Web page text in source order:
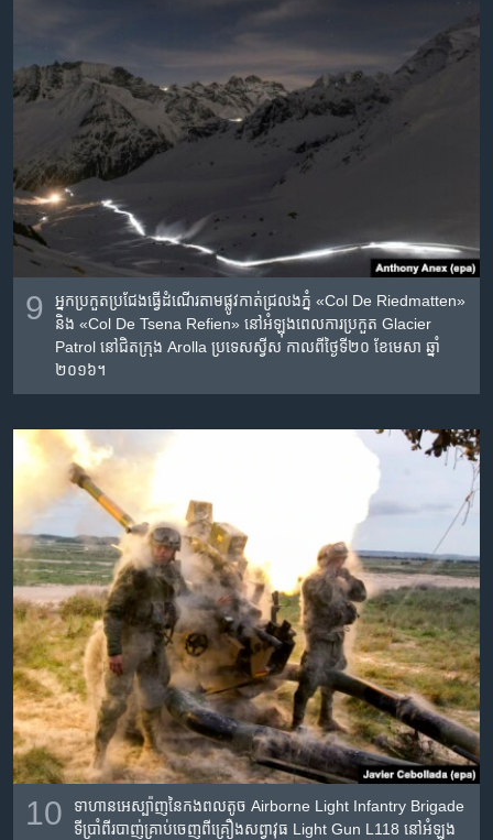
9
អ្នកប្រកួតប្រជែង​ធ្វើ​ដំណើរ​តាម​ផ្លូវ​កាត់​ជ្រលងភ្នំ «Col De Riedmatten»
និង «Col De Tsena Refien» នៅ​អំឡុងពេល​ការ​ប្រកួត​ Glacier
Patrol នៅ​ជិត​ក្រុង Arolla ប្រទេស​ស្វីស កាល​ពី​ថ្ងៃ​ទី២០ ខែ​មេសា ឆ្នាំ​
២០១៦។
10
ទាហាន​អេស្ប៉ាញ​នៃ​កងពលតូច​ Airborne Light Infantry Brigade
ទី​ប្រាំពីរ​បាញ់​គ្រាប់​ចេញ​ពី​គ្រឿង​សព្វាវុធ​ Light Gun L118 នៅ​អំឡុង